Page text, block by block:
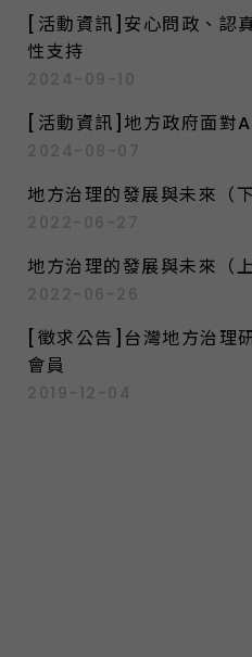
[活動資訊]安心問政、認
性支持
2024-09-10
[活動資訊]地方政府面對
2024-08-07
地方治理的發展與未來（下
2022-06-27
地方治理的發展與未來（上
2022-06-26
[徵求公告]台灣地方治理
會員
2019-12-04